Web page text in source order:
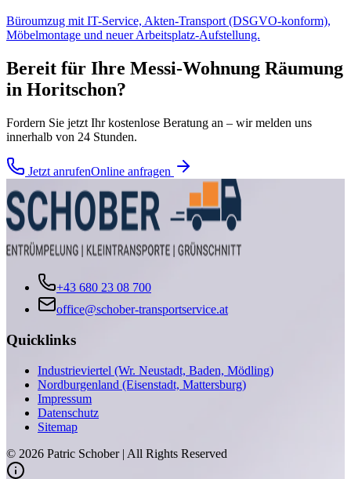
Büroumzug mit IT-Service, Akten-Transport (DSGVO-konform),
Möbelmontage und neuer Arbeitsplatz-Aufstellung.
Bereit für Ihre Messi-Wohnung Räumung
in Horitschon?
Fordern Sie jetzt Ihr kostenlose Beratung an – wir melden uns
innerhalb von 24 Stunden.
Jetzt anrufenOnline anfragen
+43 680 23 08 700
office@schober-transportservice.at
Quicklinks
Industrieviertel (Wr. Neustadt, Baden, Mödling)
Nordburgenland (Eisenstadt, Mattersburg)
Impressum
Datenschutz
Sitemap
© 2026 Patric Schober | All Rights Reserved